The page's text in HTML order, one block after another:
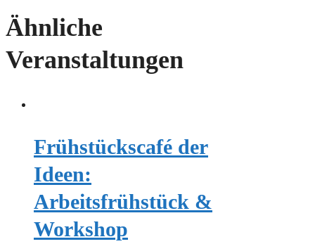
Ähnliche
Veranstaltungen
Frühstückscafé der
Ideen:
Arbeitsfrühstück &
Workshop